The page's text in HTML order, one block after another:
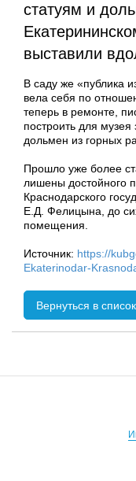
статуям и
выставили
В саду же «публика
вела себя по
теперь в ремонте,
построить для
дольмен из горных
Прошло уже более
лишены достойного
Краснодарского
Е.Д. Фелицына, до
помещения.
Источник: https://
Ekaterinodar-
Вернуться в